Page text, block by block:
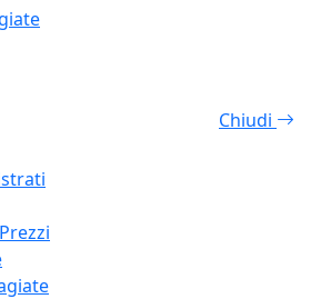
Chiudi